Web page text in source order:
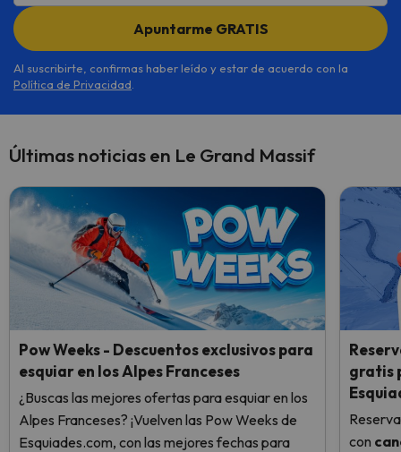
Apuntarme GRATIS
Al suscribirte, confirmas haber leído y estar de acuerdo con la
Política de Privacidad
Últimas noticias en Le Grand Massif
Pow Weeks - Descuentos exclusivos para
esquiar en los Alpes Franceses
¿Buscas las mejores ofertas para esquiar en los
Alpes Franceses? ¡Vuelven las Pow Weeks de
Esquiades.com, con las mejores fechas para
gratis
con